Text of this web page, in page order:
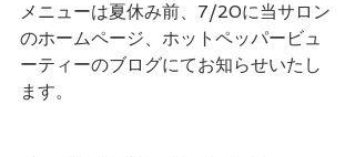
メニューは夏休み前、7/20に当サロン
のホームページ、ホットペッパービュ
ーティーのブログにてお知らせいたし
ます。